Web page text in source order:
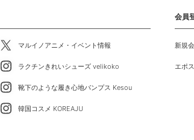
マルイノアニメ・イベント情報
ラクチンきれいシューズ velikoko
靴下のような履き心地パンプス Kesou
韓国コスメ KOREAJU
会員
新規
エポ